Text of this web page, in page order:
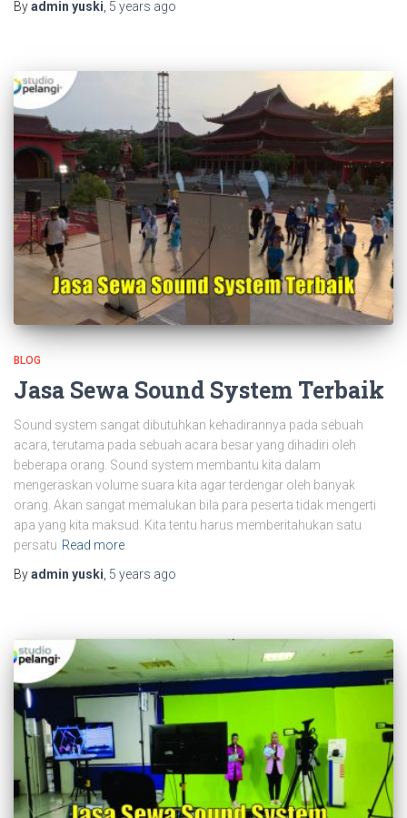
Byadmin yuski, 5 years ago
BLOG
Jasa Sewa Sound System Terbaik
Sound system sangat dibutuhkan kehadirannya pada sebuah
acara, terutama pada sebuah acara besar yang dihadiri oleh
beberapa orang. Sound system membantu kita dalam
mengeraskan volume suara kita agar terdengar oleh banyak
orang. Akan sangat memalukan bila para peserta tidak mengerti
apa yang kita maksud. Kita tentu harus memberitahukan satu
persatu Read more
Byadmin yuski 5 years ago